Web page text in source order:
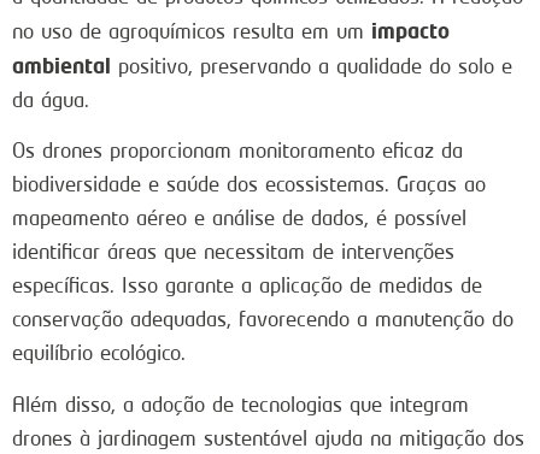
no uso de agroquímicos resulta em um impacto
ambiental positivo, preservando a qualidade do solo e
da água.
Os drones proporcionam monitoramento eficaz da
biodiversidade e saúde dos ecossistemas. Graças ao
mapeamento aéreo e análise de dados, é possível
identificar áreas que necessitam de intervenções
específicas. Isso garante a aplicação de medidas de
conservação adequadas, favorecendo a manutenção do
equilíbrio ecológico.
Além disso, a adoção de tecnologias que integram
drones à jardinagem sustentável ajuda na mitigação dos